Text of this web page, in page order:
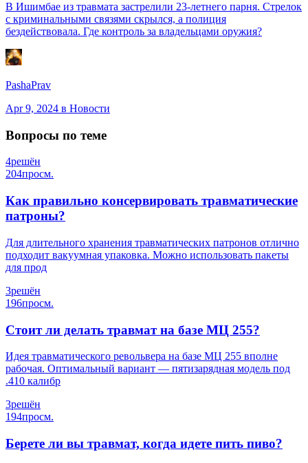
В Ишимбае из травмата застрелили 23-летнего парня. Стрелок
с криминальными связями скрылся, а полиция
бездействовала. Где контроль за владельцами оружия?
PashaPrav
Apr 9, 2024 в Новости
Вопросы по теме
4решён
204просм.
Как правильно консервировать травматические
патроны?
Для длительного хранения травматических патронов отлично
подходит вакуумная упаковка. Можно использовать пакеты
для прод
3решён
196просм.
Стоит ли делать травмат на базе МЦ 255?
Идея травматического револьвера на базе МЦ 255 вполне
рабочая. Оптимальный вариант — пятизарядная модель под
.410 калибр
3решён
194просм.
Берете ли вы травмат, когда идете пить пиво?